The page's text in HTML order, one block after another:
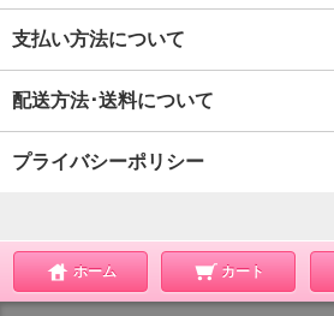
支払い方法について
配送方法･送料について
プライバシーポリシー
ホーム カート